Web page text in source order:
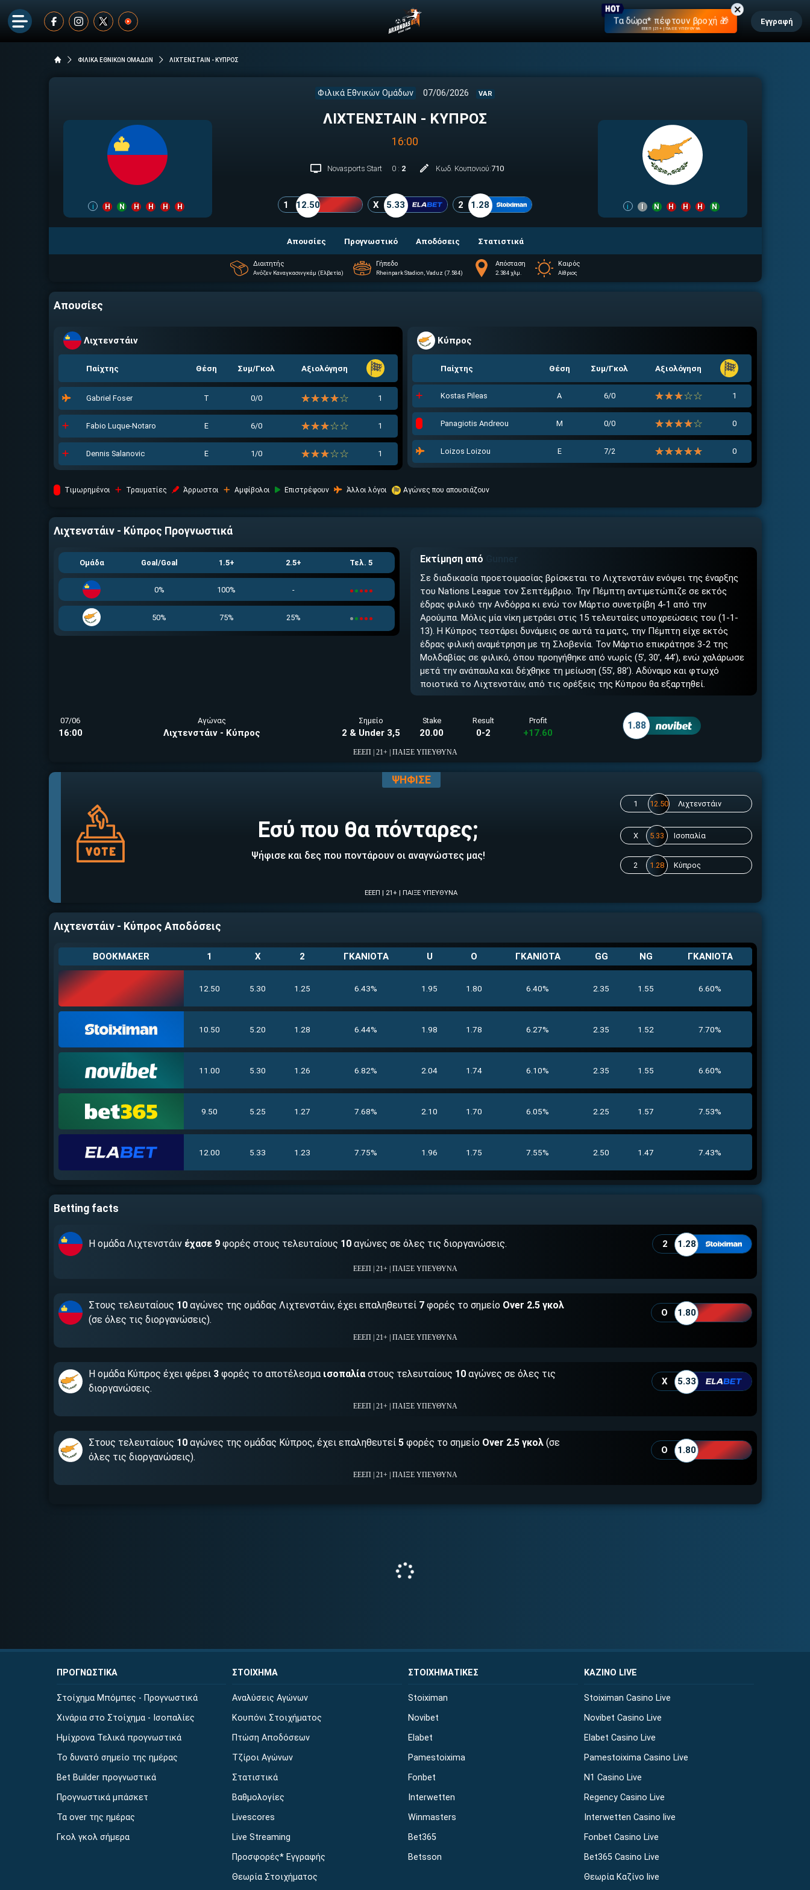
Τα δώρα* πέφτουν βροχή 🎁
ΕΕΕΠ | 21+ | ΠΑΙΞΕ ΥΠΕΥΘΥΝΑ
Εγγραφή
ΦΙΛΙΚΑ ΕΘΝΙΚΩΝ ΟΜΑΔΩΝ ΛΙΧΤΕΝΣΤΑΙΝ - ΚΥΠΡΟΣ
i Η Ν Η Η Η Η
Φιλικά Εθνικών Ομάδων 07/06/2026 VAR
ΛΙΧΤΕΝΣΤΑΙΝ - ΚΥΠΡΟΣ
16:00
Novasports Start 0: 2 Κωδ. Κουπονιού:710
1 12.50 X 5.33 2 1.28 i Ι Ν Η Η Η Ν
Απουσίες Προγνωστικό Αποδόσεις Στατιστικά
Διαιτητής
Ανόζεν Καναγκασινγκάμ (Ελβετία)
Γήπεδο
Rheinpark Stadion, Vaduz (7.584)
Απόσταση
2.384 χλμ.
Καιρός
Αίθριος
Απουσίες
Λιχτενστάιν
Παίχτης Θέση Συμ/Γκολ Αξιολόγηση
Gabriel Foser Τ 0/0 ☆☆☆☆☆
★★★★★ 1
Fabio Luque-Notaro Ε 6/0 ☆☆☆☆☆
★★★★★ 1
Dennis Salanovic Ε 1/0 ☆☆☆☆☆
★★★★★ 1
Κύπρος
Παίχτης Θέση Συμ/Γκολ Αξιολόγηση
Kostas Pileas Α 6/0 ☆☆☆☆☆
★★★★★ 1
Panagiotis Andreou Μ 0/0 ☆☆☆☆☆
★★★★★ 0
Loizos Loizou Ε 7/2 ☆☆☆☆☆
★★★★★ 0
Tιμωρημένοι Τραυματίες Άρρωστοι Αμφίβολοι Επιστρέφουν Άλλοι λόγοι Αγώνες που απουσιάζουν
Λιχτενστάιν - Κύπρος Προγνωστικά
Ομάδα Goal/Goal 1.5+ 2.5+ Τελ. 5
0% 100% -
50% 75% 25%
Εκτίμηση από
Σε διαδικασία προετοιμασίας βρίσκεται το Λιχτενστάιν ενόψει της έναρξης
του Nations League τον Σεπτέμβριο. Την Πέμπτη αντιμετώπιζε σε εκτός
έδρας φιλικό την Ανδόρρα κι ενώ τον Μάρτιο συνετρίβη 4-1 από την
Αρούμπα. Μόλις μία νίκη μετράει στις 15 τελευταίες υποχρεώσεις του (1-1-
13). Η Κύπρος τεστάρει δυνάμεις σε αυτά τα ματς, την Πέμπτη είχε εκτός
έδρας φιλική αναμέτρηση με τη Σλοβενία. Τον Μάρτιο επικράτησε 3-2 της
Μολδαβίας σε φιλικό, όπου προηγήθηκε από νωρίς (5’, 30’, 44’), ενώ χαλάρωσε
μετά την ανάπαυλα και δέχθηκε τη μείωση (55’, 88’). Αδύναμο και φτωχό
ποιοτικά το Λιχτενστάιν, από τις ορέξεις της Κύπρου θα εξαρτηθεί.
07/06
16:00
Αγώνας
Λιχτενστάιν - Κύπρος
Σημείο
2 & Under 3,5
Stake
20.00
Result
0-2
Profit
+17.60
1.88
ΕΕΕΠ | 21+ | ΠΑΙΞΕ ΥΠΕΥΘΥΝΑ
ΨΗΦΙΣΕ
Εσύ που θα πόνταρες;
Ψήφισε και δες που ποντάρουν οι αναγνώστες μας!
1 12.50 Λιχτενστάιν
X 5.33 Ισοπαλία
2 1.28 Κύπρος
ΕΕΕΠ | 21+ | ΠΑΙΞΕ ΥΠΕΥΘΥΝΑ
Λιχτενστάιν - Κύπρος Αποδόσεις
BOOKMAKER 1 X 2 ΓΚΑΝΙΟΤΑ U O ΓΚΑΝΙΟΤΑ GG NG ΓΚΑΝΙΟΤΑ
12.50 5.30 1.25 6.43% 1.95 1.80 6.40% 2.35 1.55 6.60%
10.50 5.20 1.28 6.44% 1.98 1.78 6.27% 2.35 1.52 7.70%
11.00 5.30 1.26 6.82% 2.04 1.74 6.10% 2.35 1.55 6.60%
9.50 5.25 1.27 7.68% 2.10 1.70 6.05% 2.25 1.57 7.53%
12.00 5.33 1.23 7.75% 1.96 1.75 7.55% 2.50 1.47 7.43%
Betting facts
Η ομάδα Λιχτενστάιν έχασε 9φορές στους τελευταίους 10αγώνες σε όλες τις διοργανώσεις. 2 1.28
ΕΕΕΠ | 21+ | ΠΑΙΞΕ ΥΠΕΥΘΥΝΑ
Στους τελευταίους 10αγώνες της ομάδας Λιχτενστάιν, έχει επαληθευτεί 7φορές το σημείο Over 2.5 γκολ
(σε όλες τις διοργανώσεις).
O 1.80
ΕΕΕΠ | 21+ | ΠΑΙΞΕ ΥΠΕΥΘΥΝΑ
Η ομάδα Κύπρος έχει φέρει 3φορές το αποτέλεσμα ισοπαλίαστους τελευταίους 10αγώνες σε όλες τις
διοργανώσεις.
X 5.33
ΕΕΕΠ | 21+ | ΠΑΙΞΕ ΥΠΕΥΘΥΝΑ
Στους τελευταίους 10αγώνες της ομάδας Κύπρος, έχει επαληθευτεί 5φορές το σημείο Over 2.5 γκολ(σε
όλες τις διοργανώσεις).
O 1.80
ΕΕΕΠ | 21+ | ΠΑΙΞΕ ΥΠΕΥΘΥΝΑ
ΠΡΟΓΝΩΣΤΙΚΑ
Στοίχημα Μπόμπες - Προγνωστικά
Χινάρια στο Στοίχημα - Ισοπαλίες
Ημίχρονα Τελικά προγνωστικά
Το δυνατό σημείο της ημέρας
Bet Builder προγνωστικά
Προγνωστικά μπάσκετ
Τα over της ημέρας
Γκολ γκολ σήμερα
ΣΤΟΙΧΗΜΑ
Αναλύσεις Αγώνων
Κουπόνι Στοιχήματος
Πτώση Αποδόσεων
Τζίροι Αγώνων
Στατιστικά
Βαθμολογίες
Livescores
Live Streaming
Προσφορές* Εγγραφής
Θεωρία Στοιχήματος
ΣΤΟΙΧΗΜΑΤΙΚΕΣ
Stoiximan
Novibet
Elabet
Pamestoixima
Fonbet
Interwetten
Winmasters
Bet365
Betsson
ΚΑΖΙΝΟ LIVE
Stoiximan Casino Live
Novibet Casino Live
Elabet Casino Live
Pamestoixima Casino Live
N1 Casino Live
Regency Casino Live
Interwetten Casino live
Fonbet Casino Live
Bet365 Casino Live
Θεωρία Καζίνο live